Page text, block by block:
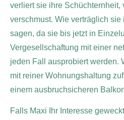
verliert sie ihre Schüchternheit,
verschmust. Wie verträglich
sagen, da sie bis jetzt in
Vergesellschaftung mit einer
jeden Fall ausprobiert werden.
mit reiner Wohnungshaltung
einem ausbruchsicheren
Falls Maxi Ihr Interesse